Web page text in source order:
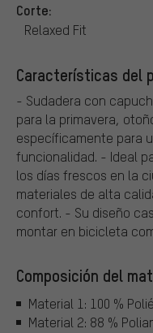
Corte:
Relaxed Fit
Características del
- Sudadera con
para la primavera,
específicamente para
funcionalidad. - Ideal
los días frescos en la
materiales de alta
confort. - Su diseño
montar en bicicleta
Composición del
Material 1: 100 %
Material 2: 88 %